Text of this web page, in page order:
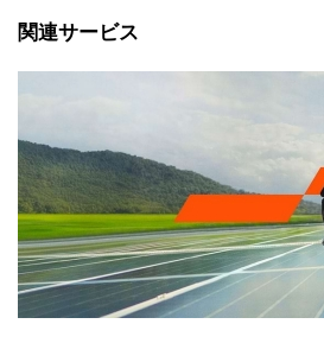
関連サービス